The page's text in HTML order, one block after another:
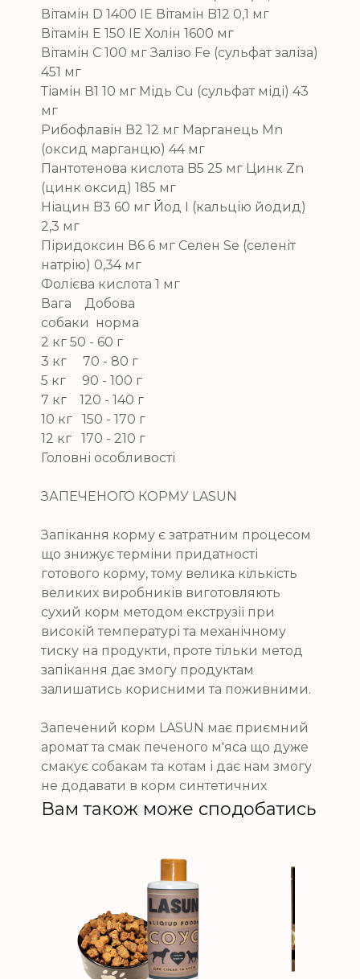
Вітамін D 1400 IE Вітамін B12 0,1 мг
Вітамін E 150 IE Холін 1600 мг
Вітамін C 100 мг Залізо Fе (сульфат заліза)
451 мг
Тіамін В1 10 мг Мідь Cu (сульфат міді) 43
мг
Рибофлавін В2 12 мг Марганець Mn
(оксид марганцю) 44 мг
Пантотенова кислота B5 25 мг Цинк Zn
(цинк оксид) 185 мг
Ніацин B3 60 мг Йод I (кальцію йодид)
2,3 мг
Піридоксин В6 6 мг Селен Se (селеніт
натрію) 0,34 мг
Фолієва кислота 1 мг
Вага Добова
собаки норма
2 кг 50 - 60 г
3 кг 70 - 80 г
5 кг 90 - 100 г
7 кг 120 - 140 г
10 кг 150 - 170 г
12 кг 170 - 210 г
Головні особливості
ЗАПЕЧЕНОГО КОРМУ LASUN
Запікання корму є затратним процесом
що знижує терміни придатності
готового корму, тому велика кількість
великих виробників виготовляють
сухий корм методом екструзії при
високій температурі та механічному
тиску на продукти, проте тільки метод
запікання дає змогу продуктам
залишатись корисними та поживними.
Запечений корм LASUN має приємний
аромат та смак печеного м'яса що дуже
смакує собакам та котам і дає нам змогу
не додавати в корм синтетичних
Вам також може сподобатись